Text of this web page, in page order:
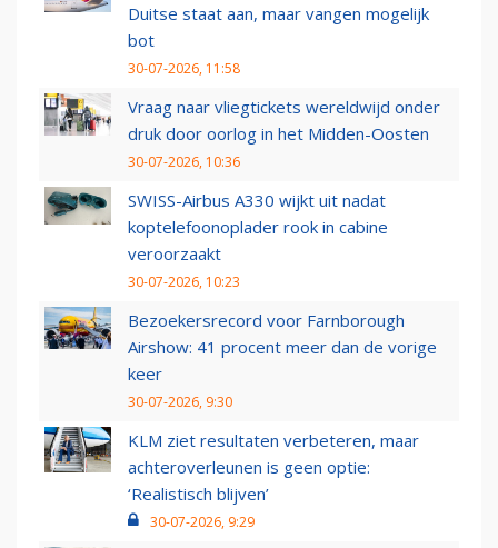
Duitse staat aan, maar vangen mogelijk
bot
30-07-2026, 11:58
Vraag naar vliegtickets wereldwijd onder
druk door oorlog in het Midden-Oosten
30-07-2026, 10:36
SWISS-Airbus A330 wijkt uit nadat
koptelefoonoplader rook in cabine
veroorzaakt
30-07-2026, 10:23
Bezoekersrecord voor Farnborough
Airshow: 41 procent meer dan de vorige
keer
30-07-2026, 9:30
KLM ziet resultaten verbeteren, maar
achteroverleunen is geen optie:
‘Realistisch blijven’
30-07-2026, 9:29